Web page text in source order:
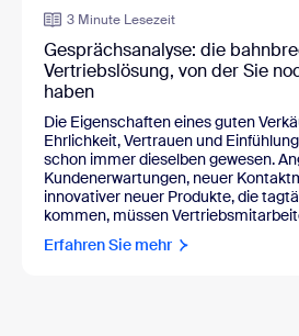
3 Minute Lesezeit
Gesprächsanalyse: die
Vertriebslösung, von der Sie
haben
Die Eigenschaften eines guten
Ehrlichkeit, Vertrauen und
schon immer dieselben gewesen.
Kundenerwartungen, neuer
innovativer neuer Produkte, die
kommen, müssen
Erfahren Sie mehr